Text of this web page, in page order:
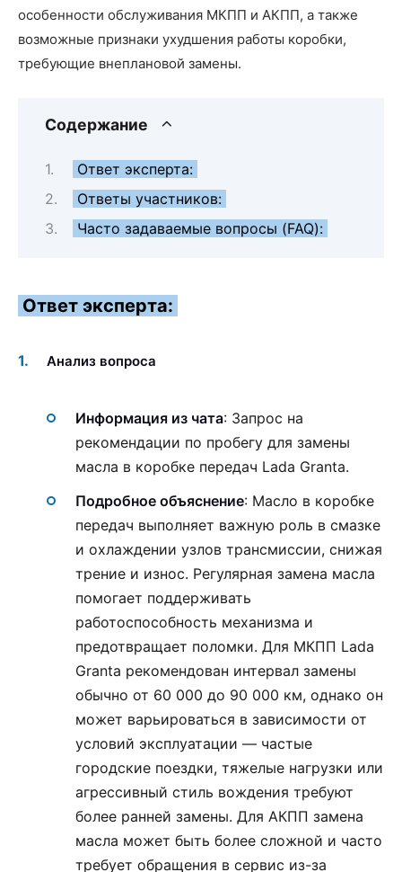
особенности обслуживания МКПП и АКПП, а также
возможные признаки ухудшения работы коробки,
требующие внеплановой замены.
Содержание
Ответ эксперта:
Ответы участников:
Часто задаваемые вопросы (FAQ):
Ответ эксперта:
Анализ вопроса
Информация из чата: Запрос на
рекомендации по пробегу для замены
масла в коробке передач Lada Granta.
Подробное объяснение: Масло в коробке
передач выполняет важную роль в смазке
и охлаждении узлов трансмиссии, снижая
трение и износ. Регулярная замена масла
помогает поддерживать
работоспособность механизма и
предотвращает поломки. Для МКПП Lada
Granta рекомендован интервал замены
обычно от 60 000 до 90 000 км, однако он
может варьироваться в зависимости от
условий эксплуатации — частые
городские поездки, тяжелые нагрузки или
агрессивный стиль вождения требуют
более ранней замены. Для АКПП замена
масла может быть более сложной и часто
требует обращения в сервис из-за